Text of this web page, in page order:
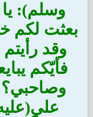
وسلم):
بعثت لكم
وقد رأيتم
فأيّكم
وصاحبي؟